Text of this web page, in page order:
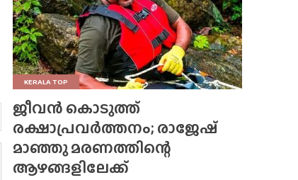
KERALA TOP
ജീവൻ കൊടുത്ത്
രക്ഷാപ്രവർത്തനം; രാജേഷ്
മാഞ്ഞു മരണത്തിന്റെ
ആഴങ്ങളിലേക്ക്